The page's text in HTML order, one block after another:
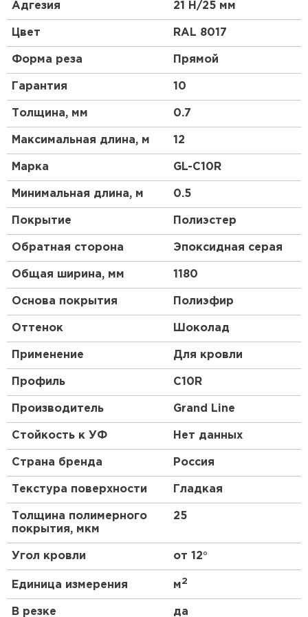
чем другие виды профнастила. Благодаря
высоте профиля этот материал будет органично
смотреться на крыше любой сложности.
Адгезия 21 Н/25 мм
Цвет RAL 8017
Форма реза Прямой
Гарантия 10
Толщина, мм 0.7
Максимальная длина, м 12
Марка GL-С10R
Минимальная длина, м 0.5
Покрытие Полиэстер
Обратная сторона Эпоксидная серая
Общая ширина, мм 1180
Основа покрытия Полиэфир
Оттенок Шоколад
Применение Для кровли
Профиль C10R
Производитель Grand Line
Стойкость к УФ Нет данных
Страна бренда Россия
Текстура поверхности Гладкая
Толщина полимерного
покрытия, мкм
25
Угол кровли от 12°
Единица измерения м2
В резке да